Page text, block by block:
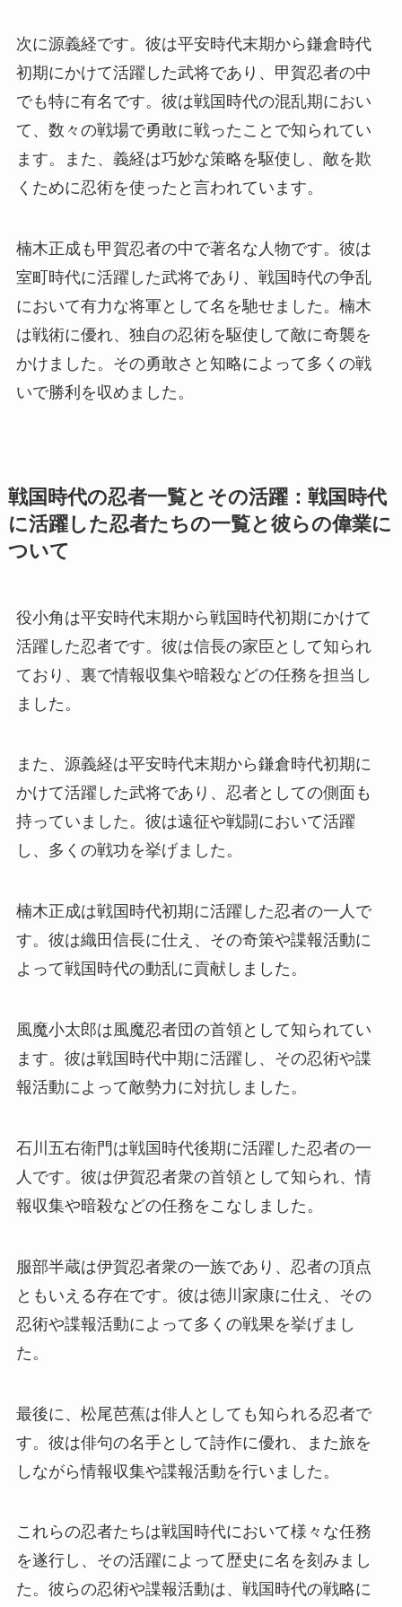
次に源義経です。彼は平安時代末期から鎌倉時代
初期にかけて活躍した武将であり、甲賀忍者の中
でも特に有名です。彼は戦国時代の混乱期におい
て、数々の戦場で勇敢に戦ったことで知られてい
ます。また、義経は巧妙な策略を駆使し、敵を欺
くために忍術を使ったと言われています。
楠木正成も甲賀忍者の中で著名な人物です。彼は
室町時代に活躍した武将であり、戦国時代の争乱
において有力な将軍として名を馳せました。楠木
は戦術に優れ、独自の忍術を駆使して敵に奇襲を
かけました。その勇敢さと知略によって多くの戦
いで勝利を収めました。
戦国時代の忍者一覧とその活躍：戦国時代
に活躍した忍者たちの一覧と彼らの偉業に
ついて
役小角は平安時代末期から戦国時代初期にかけて
活躍した忍者です。彼は信長の家臣として知られ
ており、裏で情報収集や暗殺などの任務を担当し
ました。
また、源義経は平安時代末期から鎌倉時代初期に
かけて活躍した武将であり、忍者としての側面も
持っていました。彼は遠征や戦闘において活躍
し、多くの戦功を挙げました。
楠木正成は戦国時代初期に活躍した忍者の一人で
す。彼は織田信長に仕え、その奇策や諜報活動に
よって戦国時代の動乱に貢献しました。
風魔小太郎は風魔忍者団の首領として知られてい
ます。彼は戦国時代中期に活躍し、その忍術や諜
報活動によって敵勢力に対抗しました。
石川五右衛門は戦国時代後期に活躍した忍者の一
人です。彼は伊賀忍者衆の首領として知られ、情
報収集や暗殺などの任務をこなしました。
服部半蔵は伊賀忍者衆の一族であり、忍者の頂点
ともいえる存在です。彼は徳川家康に仕え、その
忍術や諜報活動によって多くの戦果を挙げまし
た。
最後に、松尾芭蕉は俳人としても知られる忍者で
す。彼は俳句の名手として詩作に優れ、また旅を
しながら情報収集や諜報活動を行いました。
これらの忍者たちは戦国時代において様々な任務
を遂行し、その活躍によって歴史に名を刻みまし
た。彼らの忍術や諜報活動は、戦国時代の戦略に